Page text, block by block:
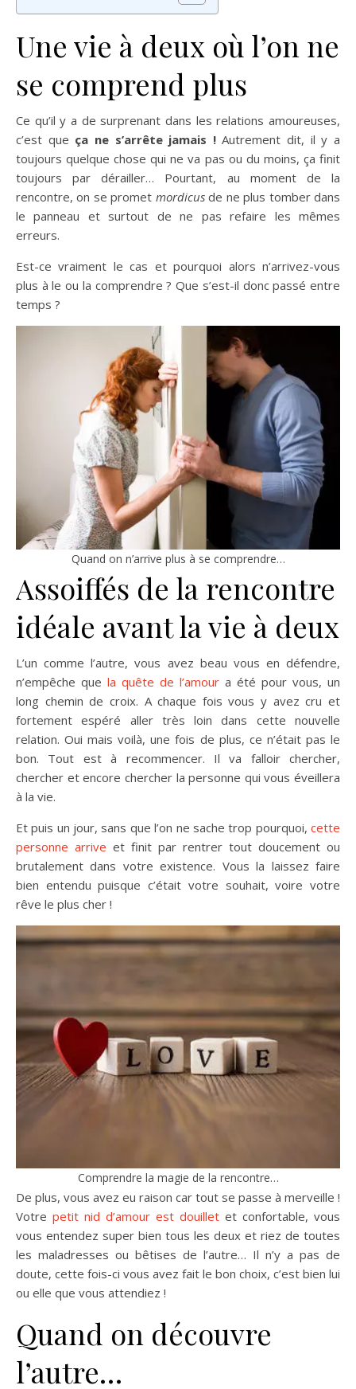
Une vie à deux où l’on ne
se comprend plus
Ce qu’il y a de surprenant dans les relations amoureuses,
c’est que ça ne s’arrête jamais !Autrement dit, il y a
toujours quelque chose qui ne va pas ou du moins, ça finit
toujours par dérailler… Pourtant, au moment de la
rencontre, on se promet mordicusde ne plus tomber dans
le panneau et surtout de ne pas refaire les mêmes
erreurs.
Est-ce vraiment le cas et pourquoi alors n’arrivez-vous
plus à le ou la comprendre ? Que s’est-il donc passé entre
temps ?
Quand on n’arrive plus à se comprendre…
Assoiffés de la rencontre
idéale avant la vie à deux
L’un comme l’autre, vous avez beau vous en défendre,
n’empêche que la quête de l’amour a été pour vous, un
long chemin de croix. A chaque fois vous y avez cru et
fortement espéré aller très loin dans cette nouvelle
relation. Oui mais voilà, une fois de plus, ce n’était pas le
bon. Tout est à recommencer. Il va falloir chercher,
chercher et encore chercher la personne qui vous éveillera
à la vie.
Et puis un jour, sans que l’on ne sache trop pourquoi, cette
personne arrive et finit par rentrer tout doucement ou
brutalement dans votre existence. Vous la laissez faire
bien entendu puisque c’était votre souhait, voire votre
rêve le plus cher !
Comprendre la magie de la rencontre…
De plus, vous avez eu raison car tout se passe à merveille !
Votre petit nid d’amour est douillet et confortable, vous
vous entendez super bien tous les deux et riez de toutes
les maladresses ou bêtises de l’autre… Il n’y a pas de
doute, cette fois-ci vous avez fait le bon choix, c’est bien lui
ou elle que vous attendiez !
Quand on découvre
l’autre…